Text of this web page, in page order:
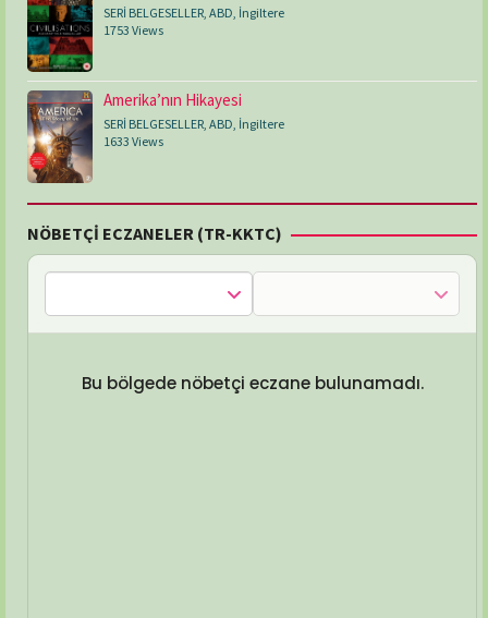
SERİ BELGESELLER ABD İngiltere
1753 Views
Amerika’nın Hikayesi
SERİ BELGESELLER, ABD, İngiltere
1633 Views
NÖBETÇİ ECZANELER (TR-KKTC)
Bu bölgede nöbetçi eczane bulunamadı.